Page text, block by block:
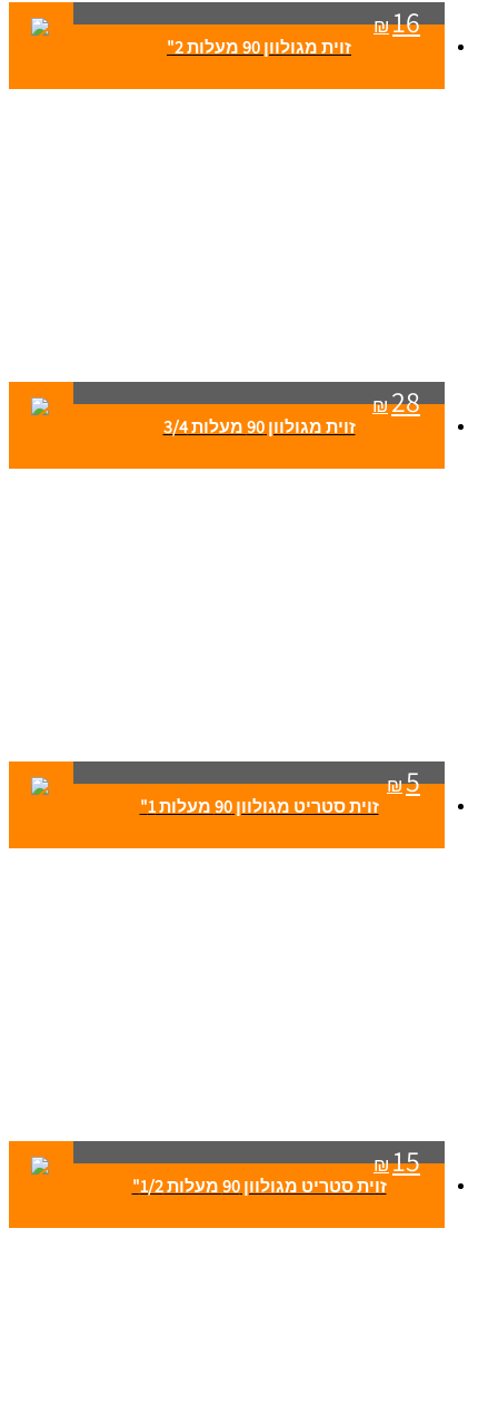
₪16
זוית מגולוון 90 מעלות 2"
₪28
זוית מגולוון 90 מעלות 3/4
₪5
זוית סטריט מגולוון 90 מעלות 1"
₪15
זוית סטריט מגולוון 90 מעלות 1/2"